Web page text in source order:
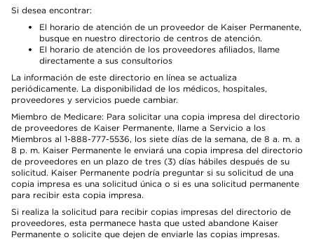
Si desea encontrar:
El horario de atención de un proveedor de Kaiser Permanente,
busque en nuestro directorio de centros de atención.
El horario de atención de los proveedores afiliados, llame
directamente a sus consultorios
La información de este directorio en línea se actualiza
periódicamente. La disponibilidad de los médicos, hospitales,
proveedores y servicios puede cambiar.
Miembro de Medicare: Para solicitar una copia impresa del directorio
de proveedores de Kaiser Permanente, llame a Servicio a los
Miembros al 1-888-777-5536, los siete días de la semana, de 8 a. m. a
8 p. m. Kaiser Permanente le enviará una copia impresa del directorio
de proveedores en un plazo de tres (3) días hábiles después de su
solicitud. Kaiser Permanente podría preguntar si su solicitud de una
copia impresa es una solicitud única o si es una solicitud permanente
para recibir esta copia impresa.
Si realiza la solicitud para recibir copias impresas del directorio de
proveedores, esta permanece hasta que usted abandone Kaiser
Permanente o solicite que dejen de enviarle las copias impresas.